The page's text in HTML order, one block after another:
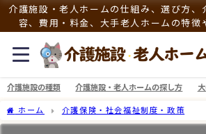
介護施設・老人ホームの仕組み、選び方、
容、費用・料金、大手老人ホームの特徴
介護施設の種類 介護施設・老人ホームの探し方
ホーム 介護保険・社会福祉制度・政策